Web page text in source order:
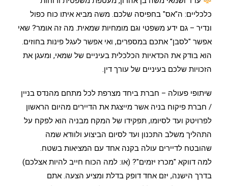
כלכליים: ה"אס" בחפיסה שלכם. משה מביא איתו כוח כפול
ונדיר – גם ידע משפטי וגם מומחיות שמאית. מה זה אומר? שאי
אפשר "לסבן" אתכם במספרים, ואי אפשר לעגל פינות בחוזים.
הוא בודק את הכדאיות הכלכלית בעיניים של שמאי, ומעגן את
הזכויות שלכם בעיניים של עורך דין.
שיתופי פעולה – חברת ביחד מצרפת לכל מתחם מהנדס בניין
/ חברת פיקוח בניה אשר מייצגת את הדיירים מהיום הראשון
לפרויטק ועד לסיומו, תפקידו של המקח מבניה הוא לפקח על
התהליך משלב התכנון ועד לסיום הביצוע ולוודא שמה
שהובטח לדיירים עולה בקנה אחד עם המציאות בשטח.
למה דווקא "מכרז יזמים"? (או: למה הכוח חייב להיות אצלכם)
בדרך הישנה, יזם אחד דופק בדלת ומציע הצעה. אתם